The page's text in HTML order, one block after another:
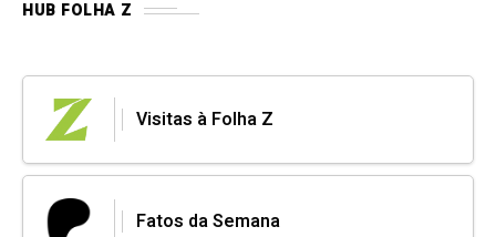
HUB FOLHA Z
Visitas à Folha Z
Fatos da Semana